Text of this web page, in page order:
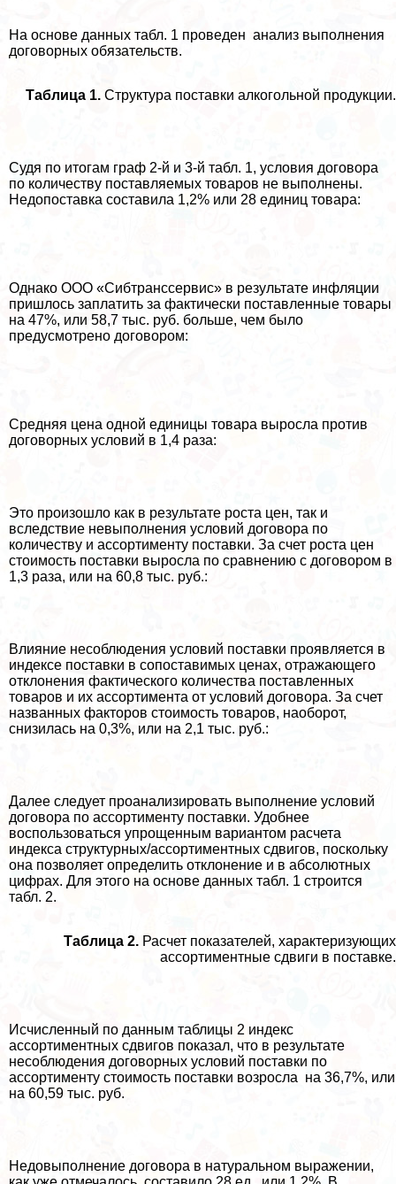
На основе данных табл. 1 проведен анализ выполнения
договорных обязательств.
Таблица 1. Структура поставки алкогольной продукции.
Судя по итогам граф 2-й и 3-й табл. 1, условия договора
по количеству поставляемых товаров не выполнены.
Недопоставка составила 1,2% или 28 единиц товара:
Однако ООО «Сибтрaнcсервис» в результате инфляции
пришлось заплатить за фактически поставленные товары
на 47%, или 58,7 тыс. руб. больше, чем было
предусмотрено договором:
Средняя цена одной единицы товара выросла против
договорных условий в 1,4 раза:
Это произошло как в результате роста цен, так и
вследствие невыполнения условий договора по
количеству и ассортименту поставки. За счет роста цен
стоимость поставки выросла по сравнению с договором в
1,3 раза, или на 60,8 тыс. руб.:
Влияние несоблюдения условий поставки проявляется в
индексе поставки в сопоставимых ценах, отражающего
отклонения фактического количества поставленных
товаров и их ассортимента от условий договора. За счет
названных факторов стоимость товаров, наоборот,
снизилась на 0,3%, или на 2,1 тыс. руб.:
Далее следует проанализировать выполнение условий
договора по ассортименту поставки. Удобнее
воспользоваться упрощенным вариантом расчета
индекса структурных/ассортиментных сдвигов, поскольку
она позволяет определить отклонение и в абсолютных
цифрах. Для этого на основе данных табл. 1 строится
табл. 2.
Таблица 2. Расчет показателей, хаpaктеризующих
ассортиментные сдвиги в поставке.
Исчисленный по данным таблицы 2 индекс
ассортиментных сдвигов показал, что в результате
несоблюдения договорных условий поставки по
ассортименту стоимость поставки возросла на 36,7%, или
на 60,59 тыс. руб.
Недовыполнение договора в натуральном выражении,